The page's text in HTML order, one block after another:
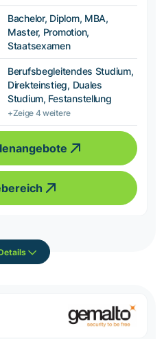
Bachelor, Diplom, MBA,
Master, Promotion,
Staatsexamen
Berufsbegleitendes Studium,
Direkteinstieg, Duales
Studium, Festanstellung
+Zeige 4 weitere